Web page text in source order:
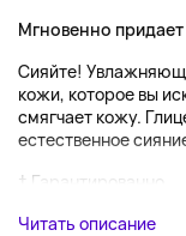
Мгновенно
Сияйте!
кожи, которое вы
смягчает кожу.
естественное
† Гарантированно...
Читать описание